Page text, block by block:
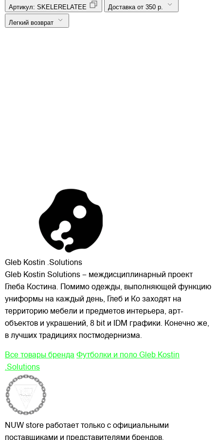
Артикул: SKELERELATEE Доставка от 350 р.
Легкий возврат
Gleb Kostin .Solutions
Gleb Kostin Solutions – междисциплинарный проект
Глеба Костина. Помимо одежды, выполняющей функцию
униформы на каждый день, Глеб и Ко заходят на
территорию мебели и предметов интерьера, арт-
объектов и украшений, 8 bit и IDM графики. Конечно же,
в лучших традициях постмодернизма.
Все товары бренда Футболки и поло Gleb Kostin
.Solutions
NUW store работает только с официальными
поставщиками и представителями брендов.